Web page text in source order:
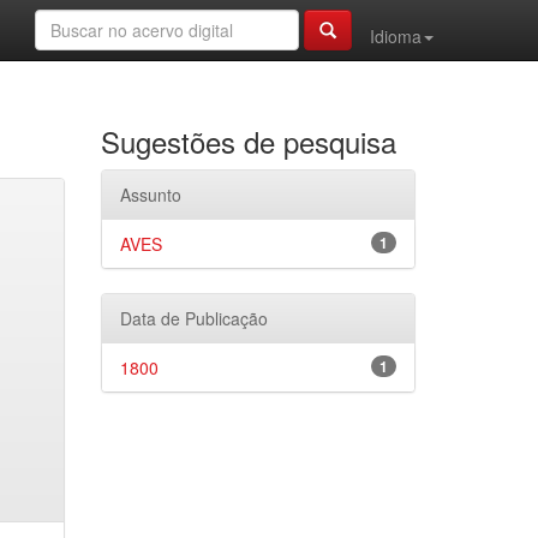
Idioma
Sugestões de pesquisa
Assunto
1
AVES
Data de Publicação
1
1800